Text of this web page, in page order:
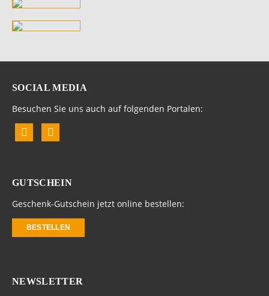
SOCIAL MEDIA
Besuchen Sie uns auch auf folgenden Portalen:
GUTSCHEIN
Geschenk-Gutschein jetzt online bestellen:
BESTELLEN
NEWSLETTER